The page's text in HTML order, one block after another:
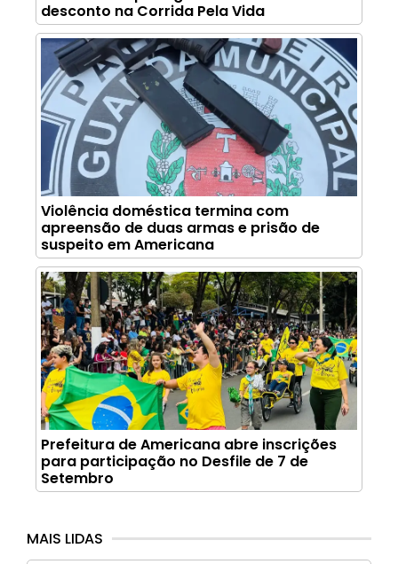
desconto na Corrida Pela Vida
Violência doméstica termina com
apreensão de duas armas e prisão de
suspeito em Americana
Prefeitura de Americana abre inscrições
para participação no Desfile de 7 de
Setembro
MAIS LIDAS